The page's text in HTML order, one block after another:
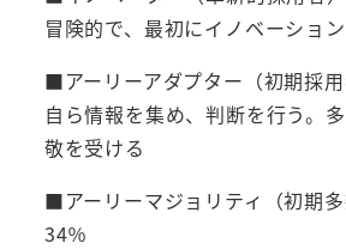
冒険的で、最初にイノベーショ
■アーリーアダプター（初期採
自ら情報を集め、判断を行う。
敬を受ける
■アーリーマジョリティ（初期
34％